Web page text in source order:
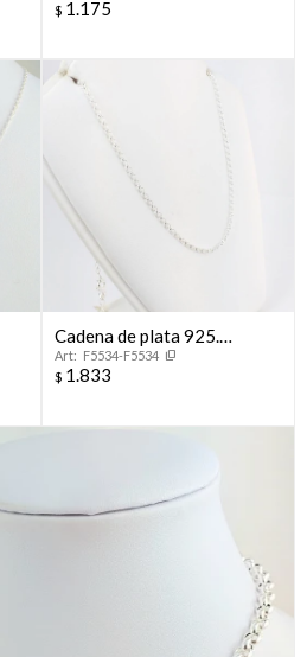
$ 1.175
Cadena de plata 925.
Modelo ROLITO, largo
45cm.
F5534-F5534
$ 1.833